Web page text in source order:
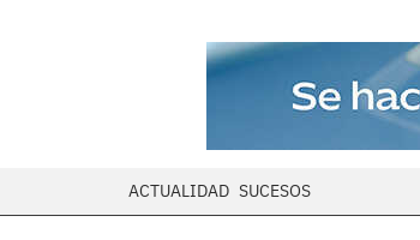
ACTUALIDAD SUCESOS